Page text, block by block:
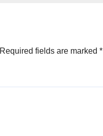
Required fields are marked *